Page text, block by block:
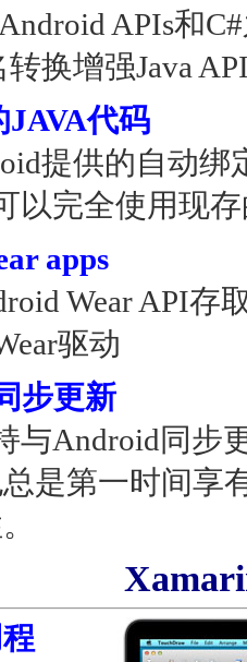
APIs和
换增强Java
JAVA代码
提供的自动
以完全使用现
apps
Wear API
驱动
步更新
与Android同步
是第一时间享